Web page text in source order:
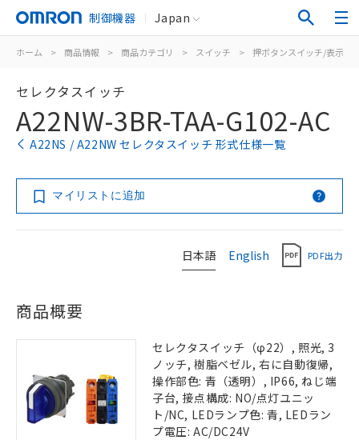
制御機器 Japan
ホーム > 商品情報 > 商品カテゴリ > スイッチ > 押ボタンスイッチ/表示灯
セレクタスイッチ
A22NW-3BR-TAA-G102-AC
A22NS / A22NW セレクタスイッチ 形式仕様一覧
マイリストに追加
日本語 English PDF出力
商品概要
セレクタスイッチ（φ22）, 照光, 3
ノッチ, 樹脂ベゼル, 右に自動復帰,
操作部色: 青（透明）, IP66, ねじ端
子台, 接点構成: NO/点灯ユニッ
ト/NC, LEDランプ色: 青, LEDラン
プ電圧: AC/DC24V